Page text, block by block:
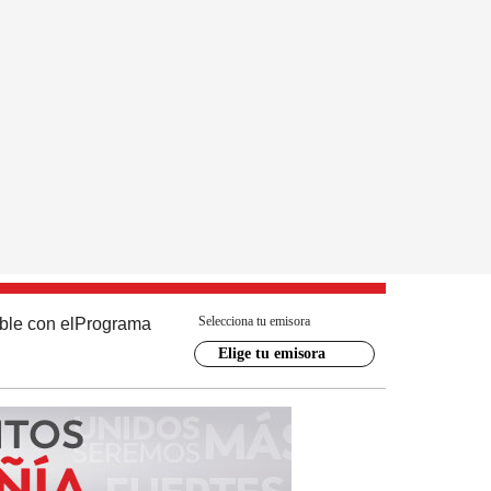
con el Programa Selecciona tu emisora
Elige tu emisora